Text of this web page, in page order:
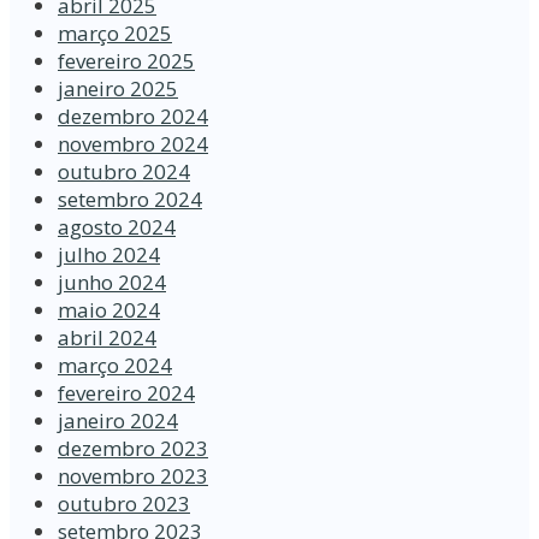
abril 2025
março 2025
fevereiro 2025
janeiro 2025
dezembro 2024
novembro 2024
outubro 2024
setembro 2024
agosto 2024
julho 2024
junho 2024
maio 2024
abril 2024
março 2024
fevereiro 2024
janeiro 2024
dezembro 2023
novembro 2023
outubro 2023
setembro 2023